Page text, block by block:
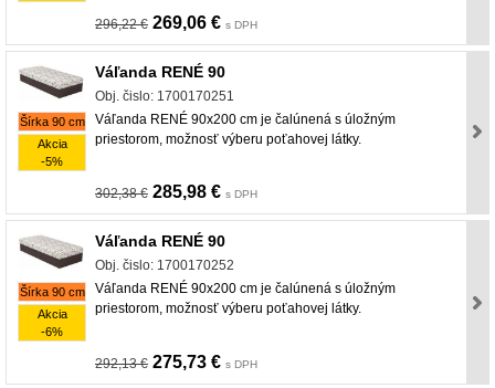
296,22 € 269,06 € s DPH
Šírka 90 cm
Akcia
-5%
Váľanda RENÉ 90
Obj. čislo: 1700170251
Váľanda RENÉ 90x200 cm je čalúnená s úložným
priestorom, možnosť výberu poťahovej látky.
302,38 € 285,98 € s DPH
Šírka 90 cm
Akcia
-6%
Váľanda RENÉ 90
Obj. čislo: 1700170252
Váľanda RENÉ 90x200 cm je čalúnená s úložným
priestorom, možnosť výberu poťahovej látky.
292,13 € 275,73 € s DPH